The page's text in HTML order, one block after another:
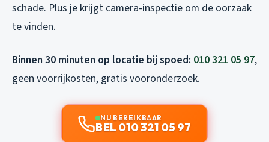
schade. Plus je krijgt camera-inspectie om de oorzaak
te vinden.
Binnen 30 minuten op locatie bij spoed: 010 321 05 97,
geen voorrijkosten, gratis vooronderzoek.
NU BEREIKBAAR
BEL 010 321 05 97